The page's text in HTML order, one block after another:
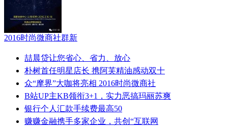
2016时尚微商社群新
喆晨贷让您省心、省力、放心
朴树首任明星店长 携阿芙精油感动双十
众“摩界”大咖将亮相 2016时尚微商社
B站UP主KB领衔3+1，实力恶搞玛丽苏爽
银行个人汇款手续费最高50
赚赚金融携手多家企业，共创“互联网